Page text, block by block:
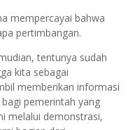
mempercayai bahwa
pertimbangan.
tentunya sudah
kita sebagai
memberikan informasi
pemerintah yang
melalui demonstrasi,